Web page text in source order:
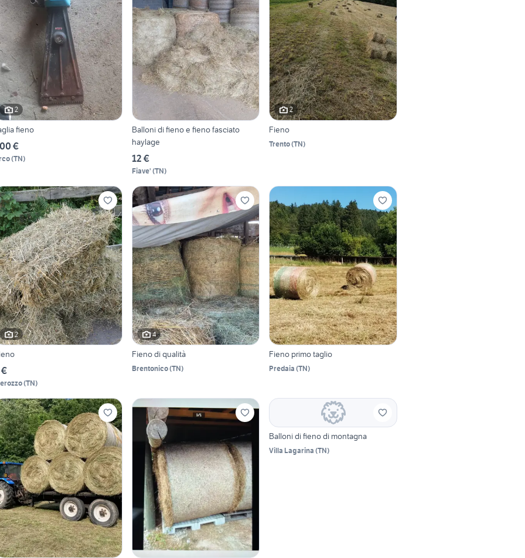
2
fieno
€
(TN)
Balloni di fieno e fieno fasciato
haylage
12 €
Fiave' (TN)
2
Fieno
Trento(TN)
2
(TN)
4
Fieno di qualità
Brentonico(TN)
Fieno primo taglio
Predaia (TN)
Balloni di fieno di montagna
Villa Lagarina (TN)